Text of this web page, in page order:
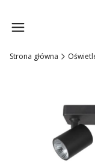
Strona główna